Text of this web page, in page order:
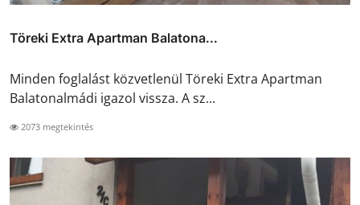
Töreki Extra Apartman Balatona...
Minden foglalást közvetlenül Töreki Extra Apartman
Balatonalmádi igazol vissza. A sz...
2073 megtekintés